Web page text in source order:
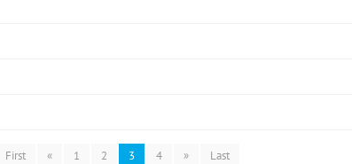
First « 1 2 3 4 » Last